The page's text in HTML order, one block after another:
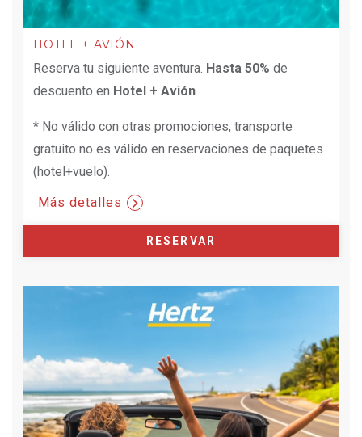
HOTEL + AVIÓN
Reserva tu siguiente aventura. Hasta 50% de
descuento en Hotel + Avión
* No válido con otras promociones, transporte
gratuito no es válido en reservaciones de paquetes
(hotel+vuelo).
Más detalles
RESERVAR